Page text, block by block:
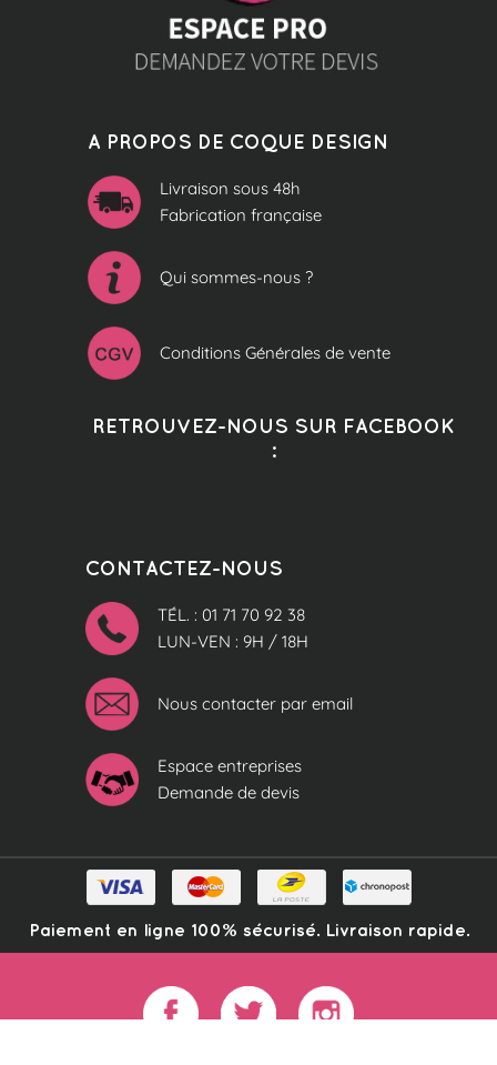
A PROPOS DE COQUE DESIGN
Livraison sous 48h
Fabrication française
Qui sommes-nous ?
Conditions Générales de vente
RETROUVEZ-NOUS SUR FACEBOOK
:
CONTACTEZ-NOUS
TÉL. : 01 71 70 92 38
LUN-VEN : 9H / 18H
Nous contacter par email
Espace entreprises
Demande de devis
Paiement en ligne 100% sécurisé. Livraison rapide.